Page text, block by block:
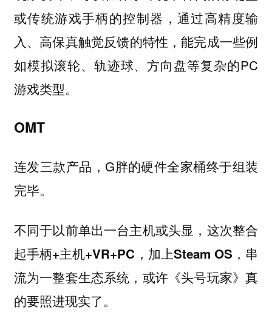
或传统游戏手柄的控制器，通过高精度输
入 、 高保真触觉反馈的特性，能完成一些例
如模拟滚轮、轨迹球、方向盘等复杂的PC
游戏类型。
OMT
连发三款产品，G胖的硬件全家桶终于组装
完毕。
不同于以前单出一台主机或头显，这次整合
起手柄+主机+VR+PC ，加上Steam OS ，串
流为一整套生态系统，或许《头号玩家》真
的要照进现实了。